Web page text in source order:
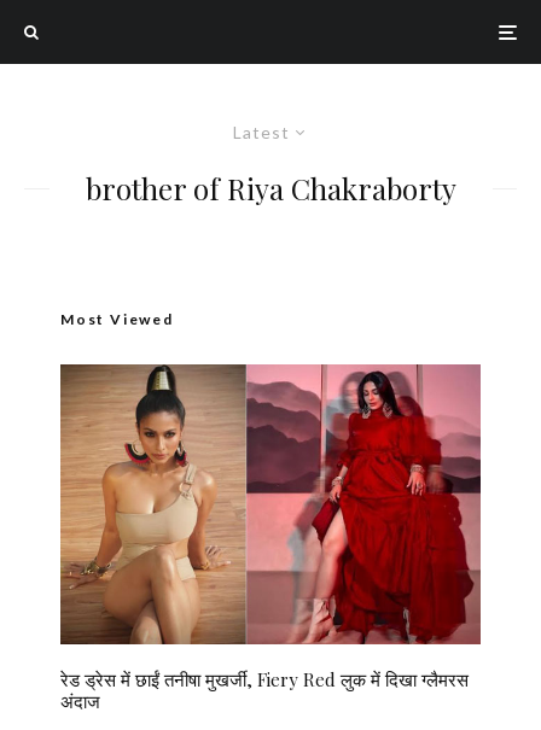
Latest
brother of Riya Chakraborty
Most Viewed
रेड ड्रेस में छाईं तनीषा मुखर्जी, Fiery Red लुक में दिखा ग्लैमरस
अंदाज